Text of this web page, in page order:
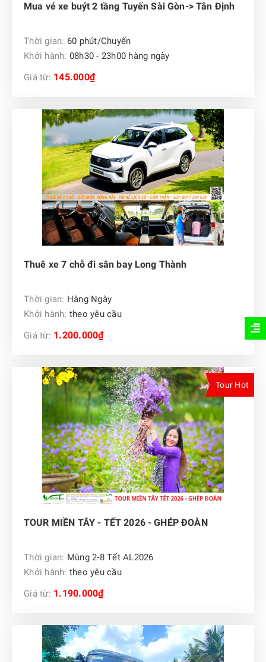
Mua vé xe buýt 2 tầng Tuyến Sài Gòn-> Tân Định
Thời gian: 60 phút/Chuyến
Khởi hành: 08h30 - 23h00 hàng ngày
Giá từ: 145.000₫
Thuê xe 7 chỗ đi sân bay Long Thành
Thời gian: Hàng Ngày
Khởi hành: theo yêu cầu
Giá từ: 1.200.000₫
Tour Hot
TOUR MIỀN TÂY - TẾT 2026 - GHÉP ĐOÀN
Thời gian: Mùng 2-8 Tết AL2026
Khởi hành: theo yêu cầu
Giá từ: 1.190.000₫